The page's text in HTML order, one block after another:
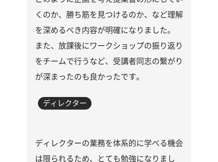
くのか、勝ち筋を見つけるのか、など理解
を深めるべき内容が明確になりました。
また、放課後にワークショップの振り返り
をチームで行うなど、受講者同志の繋がり
が深まったのも良かったです。
ディレクター
ディレクターの業務を体系的に学べる機会
は限られるため、とても勉強になりまし